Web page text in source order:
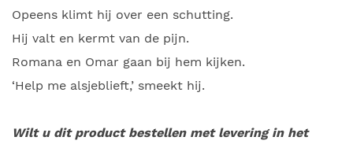
Opeens klimt hij over een schutting.
Hij valt en kermt van de pijn.
Romana en Omar gaan bij hem kijken.
‘Help me alsjeblieft,’ smeekt hij.
Wilt u dit product bestellen met levering in het